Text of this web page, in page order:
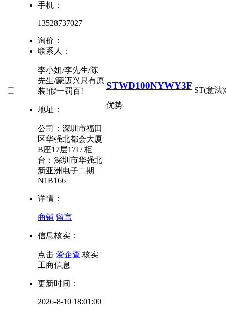
手机：
13528737027
询价：
联系人：
李小姐/李先生/陈
先生/豪迈兴只有原
装!假一罚百!
地址：
公司：深圳市福田
区华强北都会大厦
B座17层17I / 柜
台：深圳市华强北
新亚洲电子二期
N1B166
详情：
商铺 留言
信息核实：
点击 爱企查 核实
工商信息
更新时间：
2026-8-10 18:01:00
STWD100NYWY3F
优势
ST(意法)